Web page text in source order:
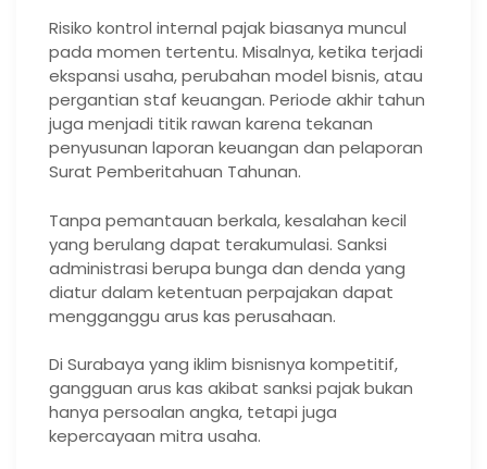
Risiko kontrol internal pajak biasanya muncul
pada momen tertentu. Misalnya, ketika terjadi
ekspansi usaha, perubahan model bisnis, atau
pergantian staf keuangan. Periode akhir tahun
juga menjadi titik rawan karena tekanan
penyusunan laporan keuangan dan pelaporan
Surat Pemberitahuan Tahunan.
Tanpa pemantauan berkala, kesalahan kecil
yang berulang dapat terakumulasi. Sanksi
administrasi berupa bunga dan denda yang
diatur dalam ketentuan perpajakan dapat
mengganggu arus kas perusahaan.
Di Surabaya yang iklim bisnisnya kompetitif,
gangguan arus kas akibat sanksi pajak bukan
hanya persoalan angka, tetapi juga
kepercayaan mitra usaha.